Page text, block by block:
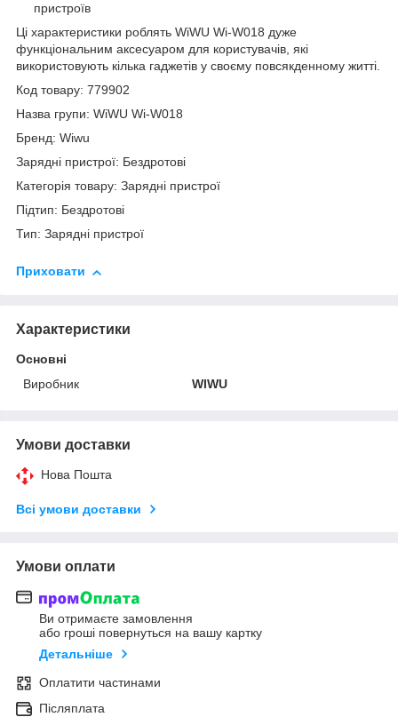
пристроїв
Ці характеристики роблять WiWU Wi-W018 дуже
функціональним аксесуаром для користувачів, які
використовують кілька гаджетів у своєму повсякденному житті.
Код товару: 779902
Назва групи: WiWU Wi-W018
Бренд: Wiwu
Зарядні пристрої: Бездротові
Категорія товару: Зарядні пристрої
Підтип: Бездротові
Тип: Зарядні пристрої
Приховати
Характеристики
Основні
Виробник
WIWU
Умови доставки
Нова Пошта
Всі умови доставки
Умови оплати
Ви отримаєте замовлення
або гроші повернуться на вашу картку
Детальніше
Оплатити частинами
Післяплата